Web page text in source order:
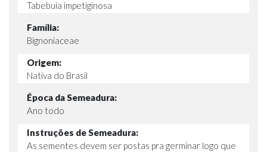
Tabebuia impetiginosa
Família:
Bignoniaceae
Origem:
Nativa do Brasil
Época da Semeadura:
Ano todo
Instruções de Semeadura:
As sementes devem ser postas pra germinar logo que